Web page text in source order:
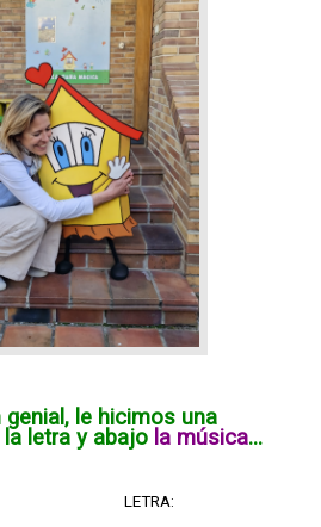
le hicimos una
letra y abajo la música...
LETRA: